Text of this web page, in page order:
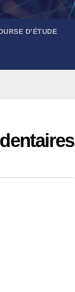
D’ÉTUDE